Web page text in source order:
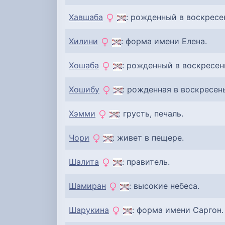
Хавшаба : рожденный в
Хилини : форма имени Елена.
Хошаба : рожденный в
Хошибу : рожденная в
Хэмми : грусть, печаль.
Чори : живет в пещере.
Шалита : правитель.
Шамиран : высокие небеса.
Шарукина : форма имени Саргон.